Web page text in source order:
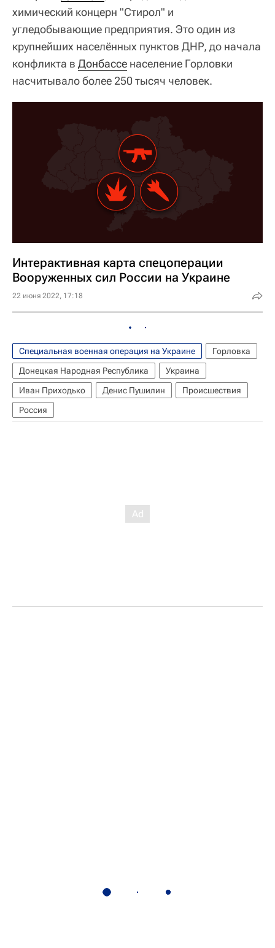
химический концерн "Стирол" и
угледобывающие предприятия. Это один из
крупнейших населённых пунктов ДНР, до начала
конфликта в Донбассе население Горловки
насчитывало более 250 тысяч человек.
Интерактивная карта спецоперации
Вооруженных сил России на Украине
22 июня 2022, 17:18
Специальная военная операция на Украине
Горловка
Донецкая Народная Республика
Украина
Иван Приходько
Денис Пушилин
Происшествия
Россия